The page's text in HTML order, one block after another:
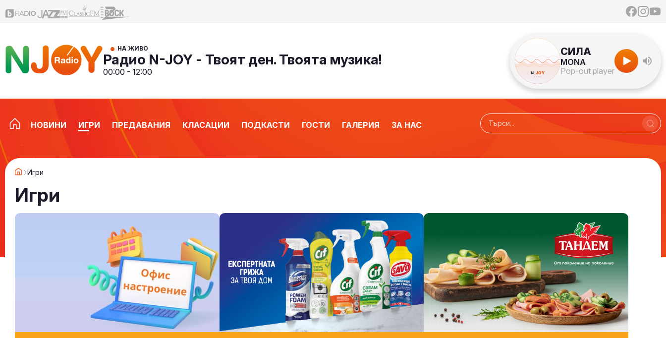
НА ЖИВО
Радио N-JOY - Твоят ден. Твоята музика!
00:00 - 12:00
СИЛА
MONA
Pop-out player
НОВИНИ ИГРИ ПРЕДАВАНИЯ КЛАСАЦИИ ПОДКАСТИ ГОСТИ ГАЛЕРИЯ ЗА НАС
Игри
Игри